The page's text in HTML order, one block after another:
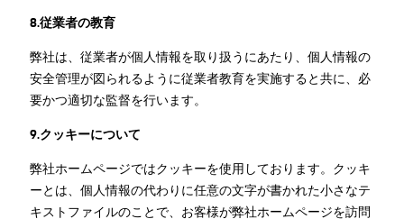
8.従業者の教育
弊社は、従業者が個人情報を取り扱うにあたり、個人情報の
安全管理が図られるように従業者教育を実施すると共に、必
要かつ適切な監督を行います。
9.クッキーについて
弊社ホームページではクッキーを使用しております。クッキ
ーとは、個人情報の代わりに任意の文字が書かれた小さなテ
キストファイルのことで、お客様が弊社ホームページを訪問